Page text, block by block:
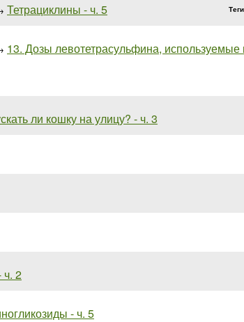
Тетрациклины - ч. 5
13. Дозы левотетрасульфина,
ли кошку на улицу? - ч. 3
ч. 2
- ч. 5